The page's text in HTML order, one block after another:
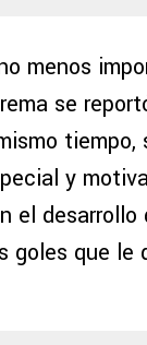
menos
se
tiempo,
y
el
goles que le